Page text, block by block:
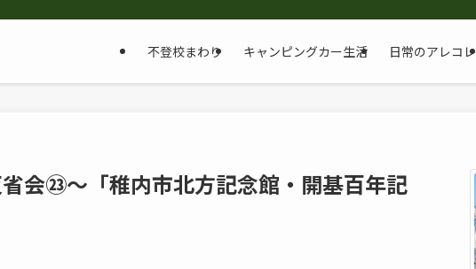
不登校まわり キャンピングカー生活 日常のアレコレ
会㉓～「稚内市北方記念館・開基百年記